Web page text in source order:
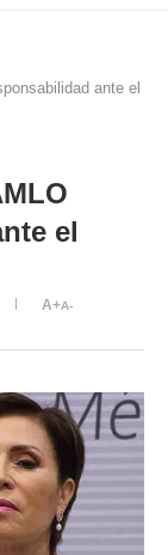
ante el
el
A+A-